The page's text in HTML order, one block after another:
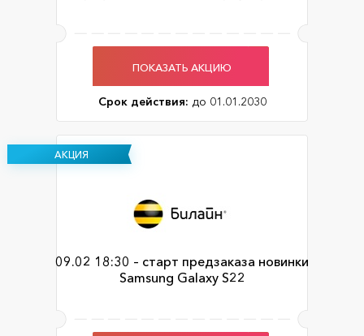
ПОКАЗАТЬ АКЦИЮ
Срок действия: до 01.01.2030
АКЦИЯ
09.02 18:30 – старт предзаказа новинки
Samsung Galaxy S22